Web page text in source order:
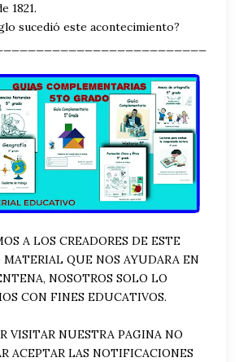
1821.
sucedió este acontecimiento?
A LOS CREADORES DE ESTE
MATERIAL QUE NOS AYUDARA EN
NOSOTROS SOLO LO
CON FINES EDUCATIVOS.
VISITAR NUESTRA PAGINA NO
ACEPTAR LAS NOTIFICACIONES